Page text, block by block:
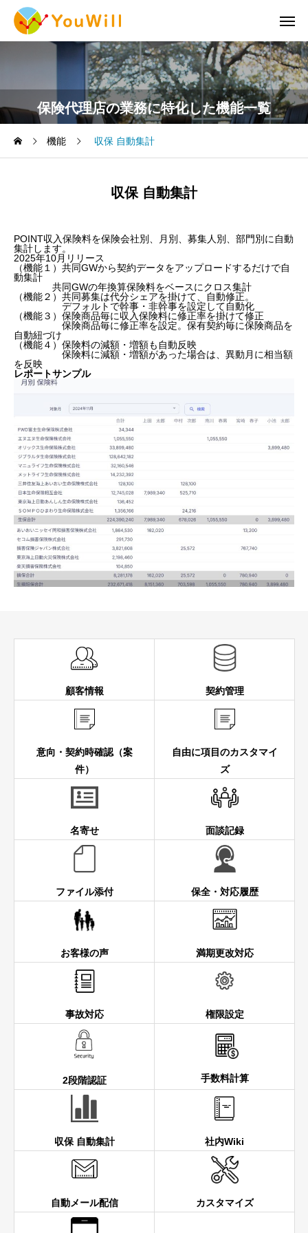
保険代理店の業務に特化した機能一覧
機能 収保 自動集計
収保 自動集計
POINT収入保険料を保険会社別、月別、募集人別、部門別に自動
集計します。
2025年10月リリース
（機能１）共同GWから契約データをアップロードするだけで自
動集計
共同GWの年換算保険料をベースにクロス集計
（機能２）共同募集は代分シェアを掛けて、自動修正。
デフォルトで幹事・非幹事を設定して自動化
（機能３）保険商品毎に収入保険料に修正率を掛けて修正
保険商品毎に修正率を設定。保有契約毎に保険商品を
自動紐づけ
（機能４）保険料の減額・増額も自動反映
保険料に減額・増額があった場合は、異動月に相当額
を反映
レポートサンプル
顧客情報 契約管理
意向・契約時確認（案
件）
自由に項目のカスタマイ
ズ
名寄せ 面談記録
ファイル添付 保全・対応履歴
お客様の声 満期更改対応
事故対応 権限設定
2段階認証 手数料計算
収保 自動集計 社内Wiki
自動メール配信 カスタマイズ